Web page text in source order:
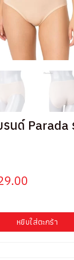
รนด์ Parada
฿
ด์ Parada รุ่น CU9318
หยิบใส่ตะกร้า